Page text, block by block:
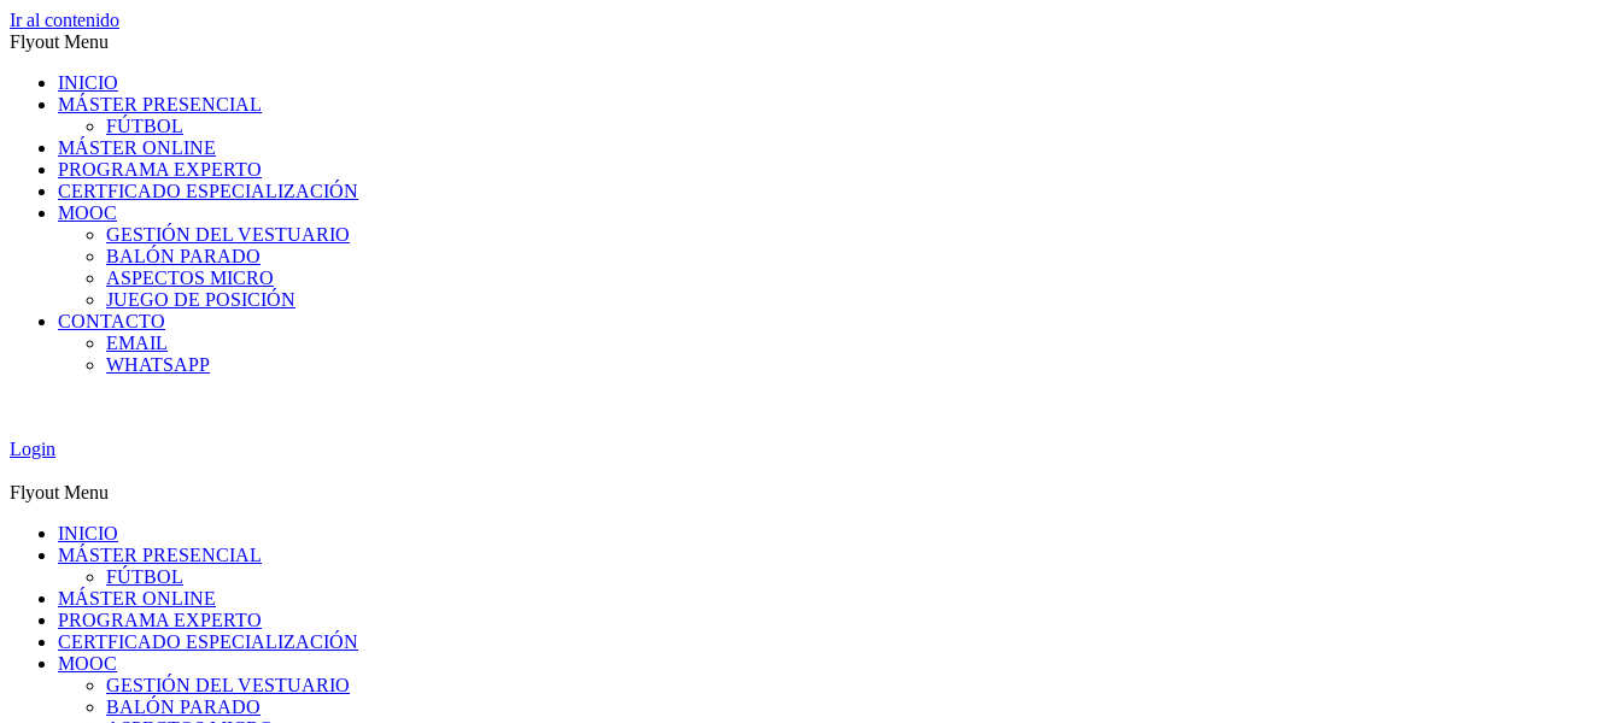
Ir al contenido
Flyout Menu
INICIO
MÁSTER PRESENCIAL
FÚTBOL
MÁSTER ONLINE
PROGRAMA EXPERTO
CERTFICADO ESPECIALIZACIÓN
MOOC
GESTIÓN DEL VESTUARIO
BALÓN PARADO
ASPECTOS MICRO
JUEGO DE POSICIÓN
CONTACTO
EMAIL
WHATSAPP
Login
Flyout Menu
INICIO
MÁSTER PRESENCIAL
FÚTBOL
MÁSTER ONLINE
PROGRAMA EXPERTO
CERTFICADO ESPECIALIZACIÓN
MOOC
GESTIÓN DEL VESTUARIO
BALÓN PARADO